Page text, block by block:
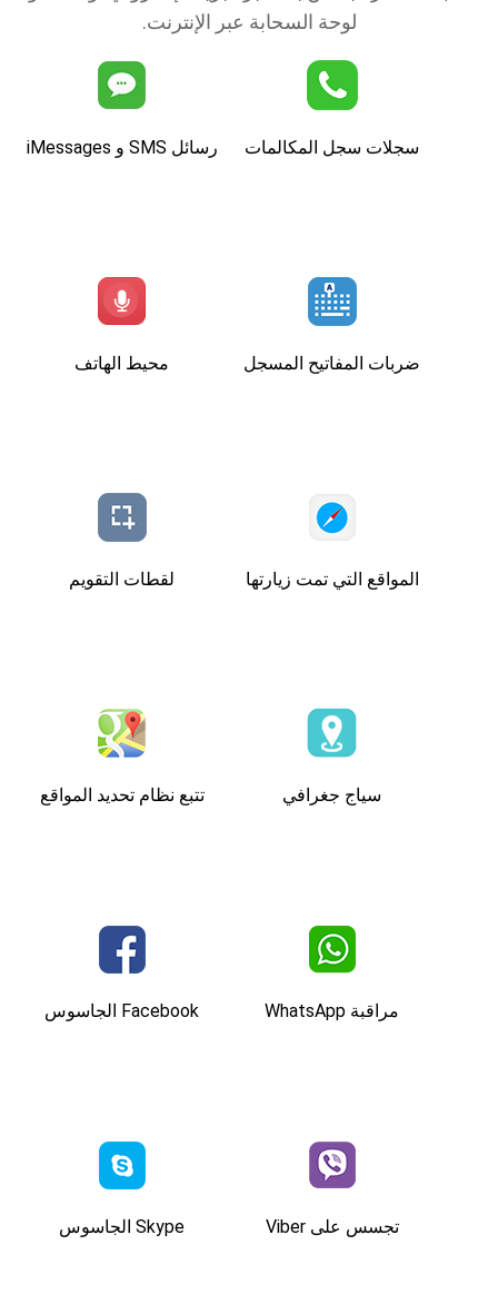
لوحة السحابة عبر الإنترنت.
رسائل SMS و iMessages سجلات سجل المكالمات
محيط الهاتف ضربات المفاتيح المسجل
لقطات التقويم المواقع التي تمت زيارتها
تتبع نظام تحديد المواقع سياج جغرافي
Facebook الجاسوس مراقبة WhatsApp
Skype الجاسوس تجسس على Viber